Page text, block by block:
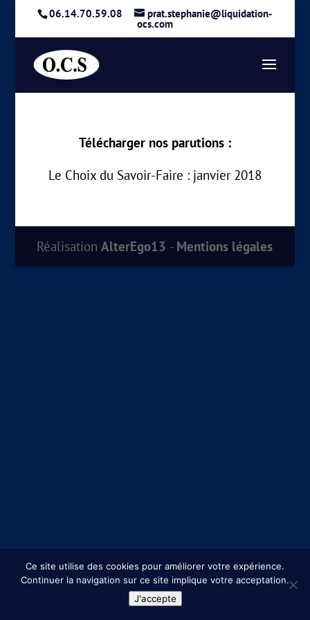
06.14.70.59.08 prat.stephanie@liquidation-
ocs.com
Télécharger nos parutions :
Le Choix du Savoir-Faire : janvier 2018
RéalisationAlterEgo13 - Mentions légales
Ce site utilise des cookies pour améliorer votre expérience.
Continuer la navigation sur ce site implique votre acceptation.
J'accepte